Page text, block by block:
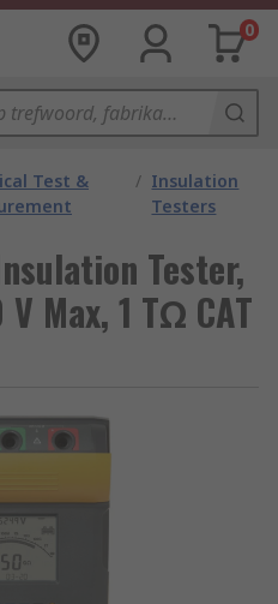
0
Test &
/ Insulation
Testers
Tester,
Max, 1 TΩ CAT